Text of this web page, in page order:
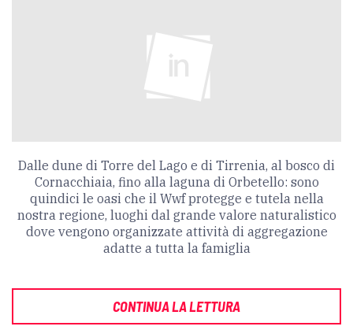
Dalle dune di Torre del Lago e di Tirrenia, al bosco di
Cornacchiaia, fino alla laguna di Orbetello: sono
quindici le oasi che il Wwf protegge e tutela nella
nostra regione, luoghi dal grande valore naturalistico
dove vengono organizzate attività di aggregazione
adatte a tutta la famiglia
CONTINUA LA LETTURA